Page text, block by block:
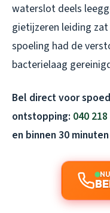
waterslot deels
gietijzeren leiding
spoeling had de
bacterielaag
Bel direct voor
ontstopping: 040
en binnen 30